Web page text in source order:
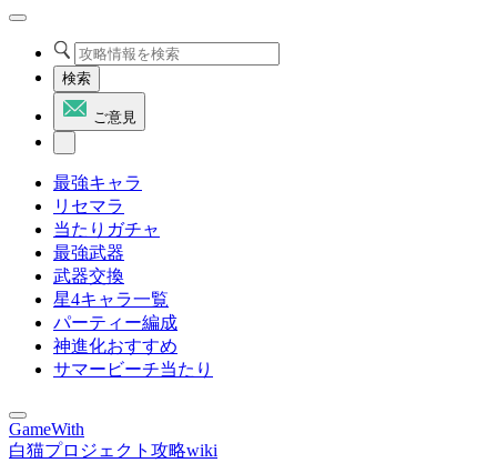
検索
ご意見
最強キャラ
リセマラ
当たりガチャ
最強武器
武器交換
星4キャラ一覧
パーティー編成
神進化おすすめ
サマービーチ当たり
GameWith
白猫プロジェクト攻略wiki